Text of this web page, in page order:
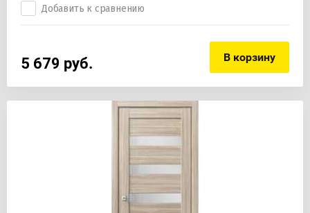
Добавить к сравнению
5 679 руб. В корзину